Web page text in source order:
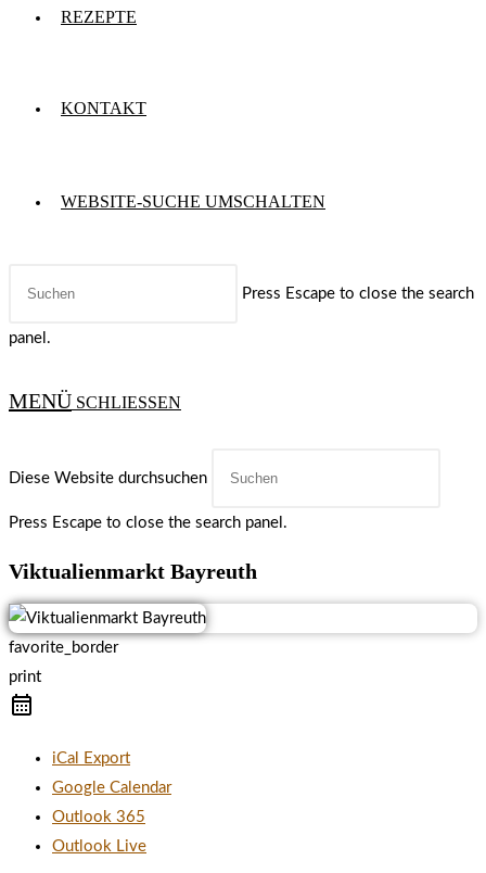
REZEPTE
KONTAKT
WEBSITE-SUCHE UMSCHALTEN
Press Escape to close the search
panel.
MENÜ SCHLIESSEN
Diese Website durchsuchen
Press Escape to close the search panel.
Viktualienmarkt Bayreuth
favorite_border
print
iCal Export
Google Calendar
Outlook 365
Outlook Live